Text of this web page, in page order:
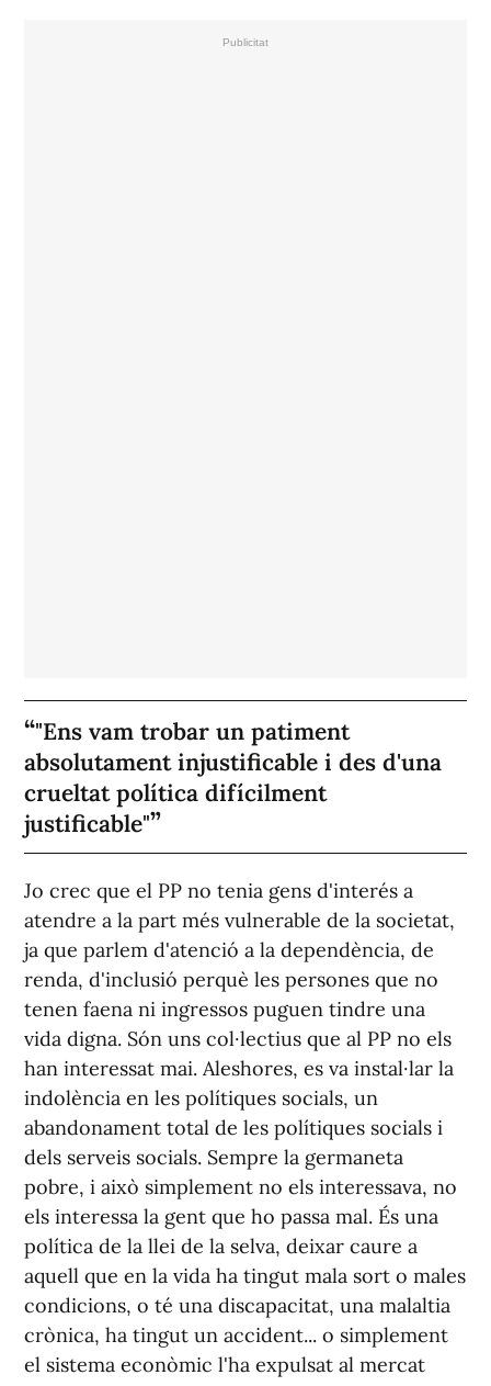
"Ens vam trobar un patiment
absolutament injustificable i des d'una
crueltat política difícilment
justificable"
Jo crec que el PP no tenia gens d'interés a
atendre a la part més vulnerable de la societat,
ja que parlem d'atenció a la dependència, de
renda, d'inclusió perquè les persones que no
tenen faena ni ingressos puguen tindre una
vida digna. Són uns col·lectius que al PP no els
han interessat mai. Aleshores, es va instal·lar la
indolència en les polítiques socials, un
abandonament total de les polítiques socials i
dels serveis socials. Sempre la germaneta
pobre, i això simplement no els interessava, no
els interessa la gent que ho passa mal. És una
política de la llei de la selva, deixar caure a
aquell que en la vida ha tingut mala sort o males
condicions, o té una discapacitat, una malaltia
crònica, ha tingut un accident... o simplement
el sistema econòmic l'ha expulsat al mercat